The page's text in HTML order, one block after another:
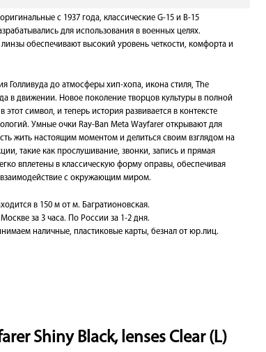
с 1937 года, классические G-15 и B-15
для использования в военных целях.
линзы обеспечивают высокий уровень четкости, комфорта и
Голливуда до атмосферы хип-хопа, икона стиля, The
в движении. Новое поколение творцов культуры в полной
этот символ, и теперь история развивается в контексте
Умные очки Ray-Ban Meta Wayfarer открывают для
жить настоящим моментом и делиться своим взглядом на
такие как прослушивание, звонки, запись и прямая
вплетены в классическую форму оправы, обеспечивая
с окружающим миром.
в 150 м от м. Багратионовская.
за 3 часа. По России за 1-2 дня.
наличные, пластиковые карты, безнал от юр.лиц.
Shiny Black, lenses Clear (L)